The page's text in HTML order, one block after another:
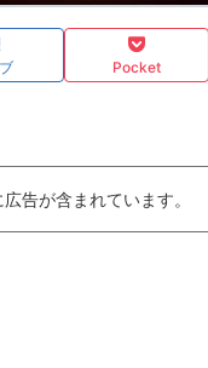
Pocket
告が含まれています。